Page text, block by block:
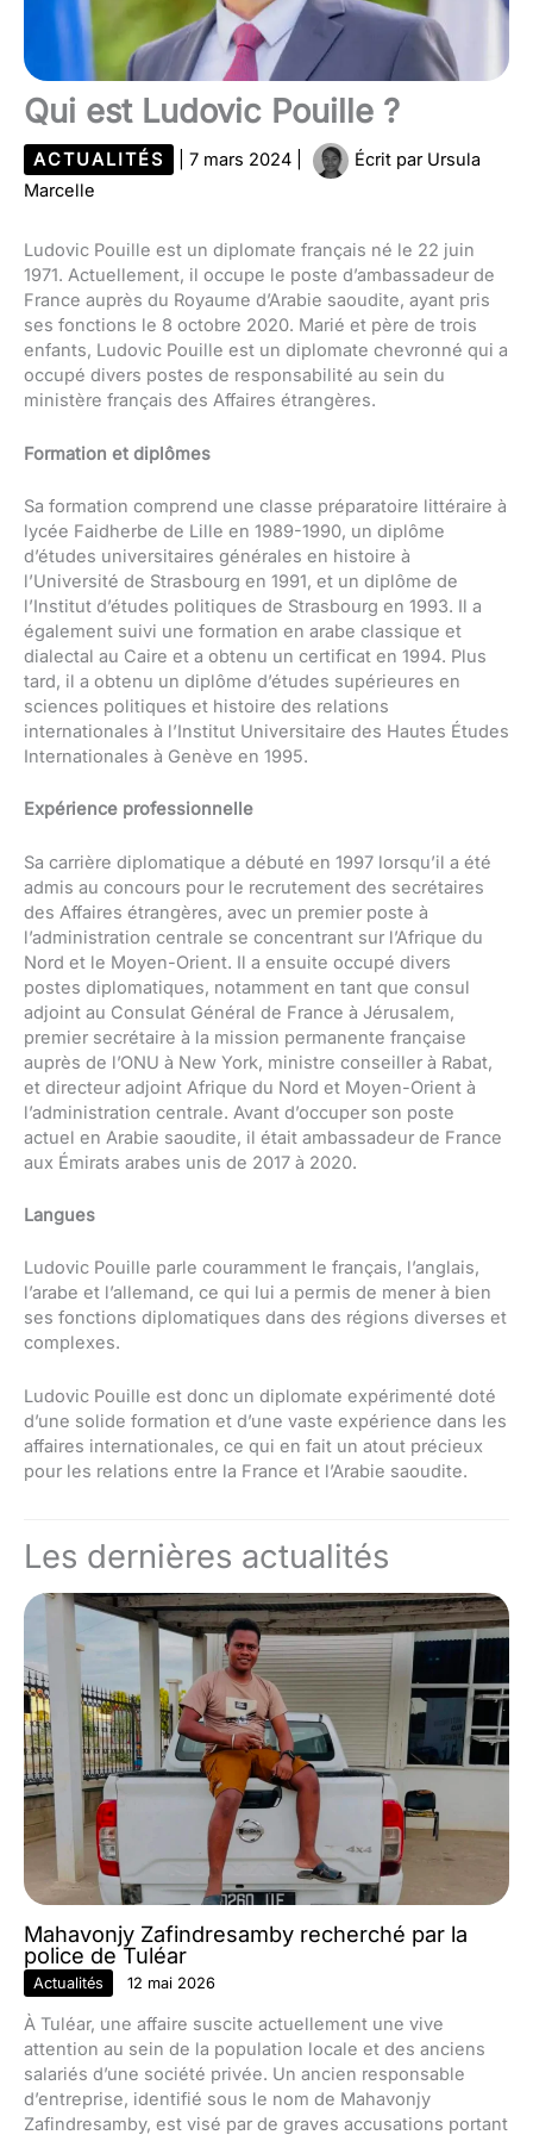
Qui est Ludovic Pouille ?
ACTUALITÉS 7 mars 2024 Écrit par Ursula
Marcelle
Ludovic Pouille est un diplomate français né le 22 juin
1971. Actuellement, il occupe le poste d’ambassadeur de
France auprès du Royaume d’Arabie saoudite, ayant pris
ses fonctions le 8 octobre 2020. Marié et père de trois
enfants, Ludovic Pouille est un diplomate chevronné qui a
occupé divers postes de responsabilité au sein du
ministère français des Affaires étrangères.
Formation et diplômes
Sa formation comprend une classe préparatoire littéraire à
lycée Faidherbe de Lille en 1989-1990, un diplôme
d’études universitaires générales en histoire à
l’Université de Strasbourg en 1991, et un diplôme de
l’Institut d’études politiques de Strasbourg en 1993. Il a
également suivi une formation en arabe classique et
dialectal au Caire et a obtenu un certificat en 1994. Plus
tard, il a obtenu un diplôme d’études supérieures en
sciences politiques et histoire des relations
internationales à l’Institut Universitaire des Hautes Études
Internationales à Genève en 1995.
Expérience professionnelle
Sa carrière diplomatique a débuté en 1997 lorsqu’il a été
admis au concours pour le recrutement des secrétaires
des Affaires étrangères, avec un premier poste à
l’administration centrale se concentrant sur l’Afrique du
Nord et le Moyen-Orient. Il a ensuite occupé divers
postes diplomatiques, notamment en tant que consul
adjoint au Consulat Général de France à Jérusalem,
premier secrétaire à la mission permanente française
auprès de l’ONU à New York, ministre conseiller à Rabat,
et directeur adjoint Afrique du Nord et Moyen-Orient à
l’administration centrale. Avant d’occuper son poste
actuel en Arabie saoudite, il était ambassadeur de France
aux Émirats arabes unis de 2017 à 2020.
Langues
Ludovic Pouille parle couramment le français, l’anglais,
l’arabe et l’allemand, ce qui lui a permis de mener à bien
ses fonctions diplomatiques dans des régions diverses et
complexes.
Ludovic Pouille est donc un diplomate expérimenté doté
d’une solide formation et d’une vaste expérience dans les
affaires internationales, ce qui en fait un atout précieux
pour les relations entre la France et l’Arabie saoudite.
Les dernières actualités
Mahavonjy Zafindresamby recherché par la
police de Tuléar
Actualités 12 mai 2026
À Tuléar, une affaire suscite actuellement une vive
attention au sein de la population locale et des anciens
salariés d’une société privée. Un ancien responsable
d’entreprise, identifié sous le nom de Mahavonjy
Zafindresamby, est visé par de graves accusations portant